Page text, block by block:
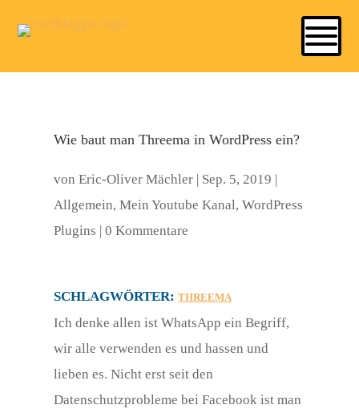
Wie baut man Threema in WordPress ein?
vonEric-Oliver Mächler | Sep. 5, 2019 |
Allgemein,Mein Youtube Kanal,WordPress
Plugins |0 Kommentare
SCHLAGWÖRTER:THREEMA
Ich denke allen ist WhatsApp ein Begriff,
wir alle verwenden es und hassen und
lieben es. Nicht erst seit den
Datenschutzprobleme bei Facebook ist man